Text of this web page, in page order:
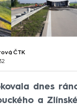
, ČTK
dnes
a